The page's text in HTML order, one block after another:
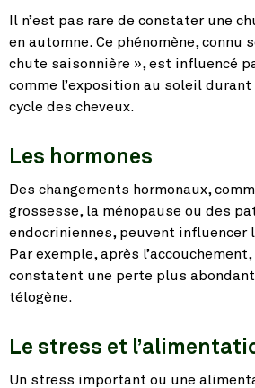
Il n’est pas rare de constater une
en automne. Ce phénomène, connu
chute saisonnière », est influencé
comme l’exposition au soleil durant
cycle des cheveux.
Les hormones
Des changements hormonaux,
grossesse, la ménopause ou des
endocriniennes, peuvent influencer
Par exemple, après
constatent une perte plus
télogène.
Le stress et
Un stress important ou une